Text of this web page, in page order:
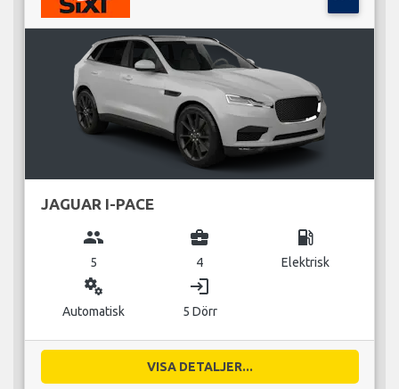
JAGUAR I-PACE
group
5
business_center
4
local_gas_station
Elektrisk
miscellaneous_services
Automatisk
login
5 Dörr
VISA DETALJER...